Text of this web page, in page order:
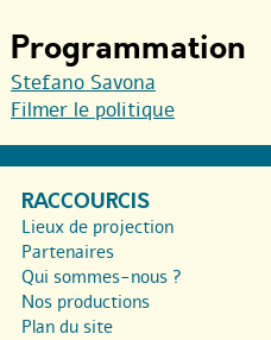
Programmation
Stefano Savona
Filmer le politique
RACCOURCIS
Lieux de projection
Partenaires
Qui sommes-nous ?
Nos productions
Plan du site